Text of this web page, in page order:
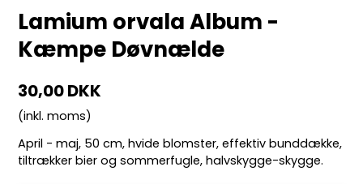
Lamium orvala Album -
Kæmpe Døvnælde
30,00 DKK
(inkl. moms)
April - maj, 50 cm, hvide blomster, effektiv bunddække,
tiltrækker bier og sommerfugle, halvskygge-skygge.